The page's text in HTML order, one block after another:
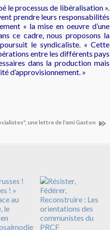
le processus de libéralisation ».
prendre leurs responsabilités
« la mise en oeuvre d’une
ce cadre, nous proposons la
le syndicaliste. « Cette
entre les différents pays
dans la production mais
d’approvisionnement. »
une lettre de l'ami Gaston